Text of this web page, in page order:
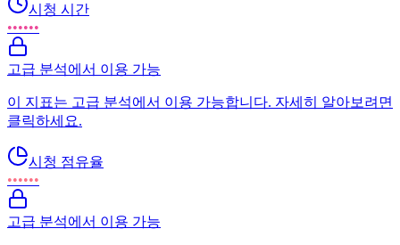
시청 시간
••••••
고급 분석에서 이용 가능
이 지표는 고급 분석에서 이용 가능합니다. 자세히 알아보려면
클릭하세요.
시청 점유율
••••••
고급 분석에서 이용 가능